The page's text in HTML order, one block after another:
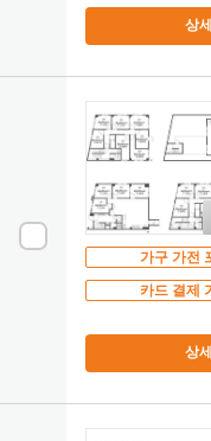
상
가구 가전
카드 결제
상